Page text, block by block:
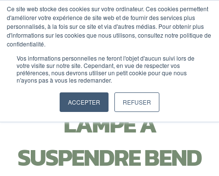
Ce site web stocke des cookies sur votre ordinateur. Ces cookies permettent
d'améliorer votre expérience de site web et de fournir des services plus
personnalisés, à la fois sur ce site et via d'autres médias. Pour obtenir plus
d'informations sur les cookies que nous utilisons, consultez notre politique de
confidentialité.
Vos informations personnelles ne feront l'objet d'aucun suivi lors de
votre visite sur notre site. Cependant, en vue de respecter vos
préférences, nous devrons utiliser un petit cookie pour que nous
n'ayons pas à vous les redemander.
ACCEPTER REFUSER
ALLER
AU
CONTENU
DEVIS
LAMPE À
SUSPENDRE BEND